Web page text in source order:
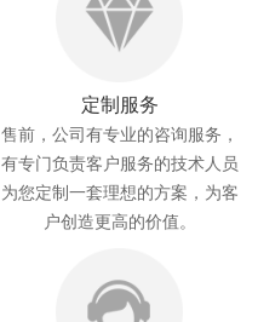
定制服务
售前，公司有专业的咨询服务，
有专门负责客户服务的技术人员
为您定制一套理想的方案，为客
户创造更高的价值。